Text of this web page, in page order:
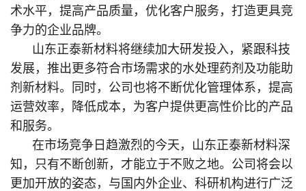
术水平，提高产品质量，优化客户服务，打造更具竞
争力的企业品牌。
山东正泰新材料将继续加大研发投入，紧跟科技
发展，推出更多符合市场需求的水处理药剂及功能助
剂新材料。同时，公司也将不断优化管理体系，提高
运营效率，降低成本，为客户提供更高性价比的产品
和服务。
在市场竞争日趋激烈的今天，山东正泰新材料深
知，只有不断创新，才能立于不败之地。公司将会以
更加开放的姿态，与国内外企业、科研机构进行广泛